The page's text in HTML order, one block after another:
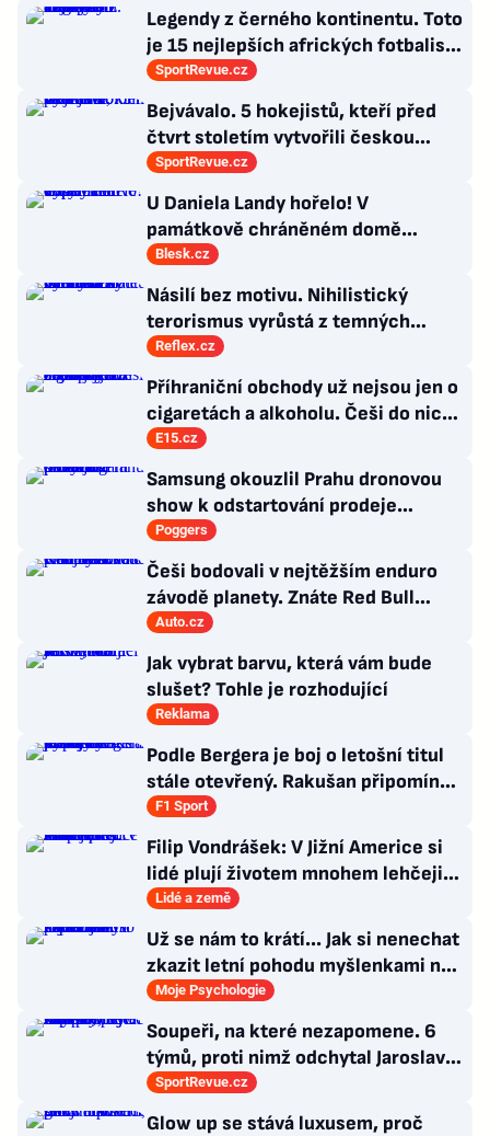
Legendy z černého kontinentu. Toto
je 15 nejlepších afrických fotbalistů
všech dob
SportRevue.cz
Bejvávalo. 5 hokejistů, kteří před
čtvrt stoletím vytvořili českou
kolonii v Ottawě
SportRevue.cz
U Daniela Landy hořelo! V
památkově chráněném domě
vypalovali vosy
Blesk.cz
Násilí bez motivu. Nihilistický
terorismus vyrůstá z temných
koutů internetu a míří i na malé děti
Reflex.cz
Příhraniční obchody už nejsou jen o
cigaretách a alkoholu. Češi do nich
jezdí nakupovat zcela jiné zboží
E15.cz
Samsung okouzlil Prahu dronovou
show k odstartování prodeje
nových produktů
Poggers
Češi bodovali v nejtěžším enduro
závodě planety. Znáte Red Bull
Romaniacs?
Auto.cz
Jak vybrat barvu, která vám bude
slušet? Tohle je rozhodující
Reklama
Podle Bergera je boj o letošní titul
stále otevřený. Rakušan připomíná
vývoj loňské sezony
F1 Sport
Filip Vondrášek: V Jižní Americe si
lidé plují životem mnohem lehčeji,
věci tolik neřeší
Lidé a země
Už se nám to krátí... Jak si nenechat
zkazit letní pohodu myšlenkami na
zářijový zápřah?
Moje Psychologie
Soupeři, na které nezapomene. 6
týmů, proti nimž odchytal Jaroslav
Drobný nejvíc zápasů v kariéře
SportRevue.cz
Glow up se stává luxusem, proč